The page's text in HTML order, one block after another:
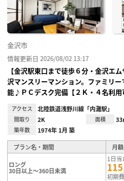
金沢市
情報更新日 2026/08/02 13:17
【金沢駅東口まで徒歩６分・金沢エ
沢マンスリーマンション。ファミリ
能♪ＰＣデスク完備【２Ｋ・４名利用
アクセス 北陸鉄道浅野川線「内灘駅」
間取り 2K 面積
築年数 1974年 1月 築
プラン名・期間 月
ロング
30日以上～360日未満
1日当
初期